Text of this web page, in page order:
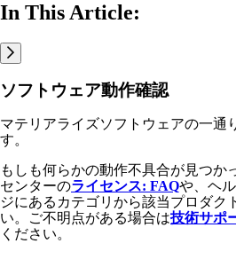
In This Article:
ソフトウェア動作確認
マテリアライズソフトウェアの一通
す。
もしも何らかの動作不具合が見つか
センターのライセンス: FAQや、ヘ
ジにあるカテゴリから該当プロダク
い。ご不明点がある場合は技術サポ
ください。